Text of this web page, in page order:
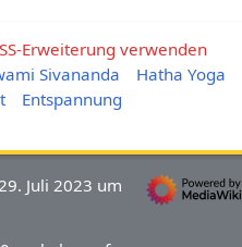
Erweiterung verwenden
Sivananda
Hatha Yoga
Entspannung
Juli 2023 um